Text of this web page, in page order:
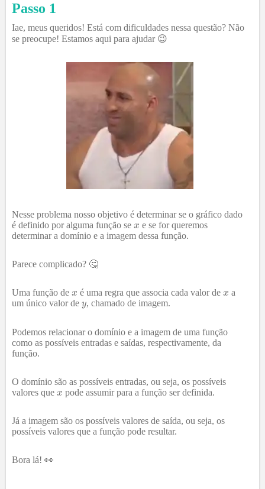
Passo 1
Iae, meus queridos! Está com dificuldades nessa questão? Não
se preocupe! Estamos aqui para ajudar 😉
Nesse problema nosso objetivo é determinar se o gráfico dado
é definido por alguma função se
e se for queremos
determinar a domínio e a imagem dessa função.
Parece complicado? 🤔
Uma função de é uma regra que associa cada valor de
a
um único valor de
, chamado de imagem.
Podemos relacionar o domínio e a imagem de uma função
como as possíveis entradas e saídas, respectivamente, da
função.
O domínio são as possíveis entradas, ou seja, os possíveis
valores que
pode assumir para a função ser definida.
Já a imagem são os possíveis valores de saída, ou seja, os
possíveis valores que a função pode resultar.
Bora lá! 👀